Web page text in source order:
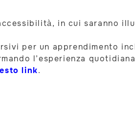
in cui saranno
per un apprendimento
l’esperienza
link.